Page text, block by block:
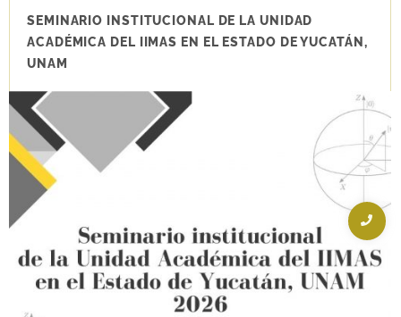
SEMINARIO INSTITUCIONAL DE LA UNIDAD
ACADÉMICA DEL IIMAS EN EL ESTADO DE YUCATÁN,
UNAM